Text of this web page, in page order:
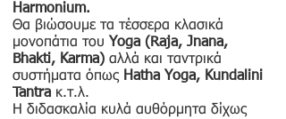
Harmonium.
Θα βιώσουμε τα τέσσερα κλασικά
μονοπάτια του Yoga (Raja, Jnana,
Bhakti, Karma) αλλά και ταντρικά
συστήματα όπως Hatha Yoga, Kundalini
Tantra κ.τ.λ.
Η διδασκαλία κυλά αυθόρμητα δίχως